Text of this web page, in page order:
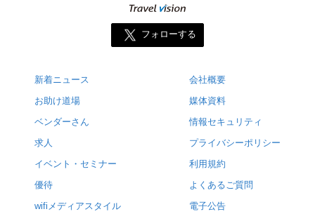
フォローする
新着ニュース
お助け道場
ベンダーさん
求人
イベント・セミナー
優待
wifiメディアスタイル
会社概要
媒体資料
情報セキュリティ
プライバシーポリシー
利用規約
よくあるご質問
電子公告